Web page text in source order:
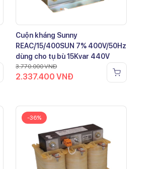
Cuộn kháng Sunny
REAC/15/400SUN 7% 400V/50Hz
dùng cho tụ bù 15Kvar 440V
3.770.000VNĐ
2.337.400VNĐ
-36%